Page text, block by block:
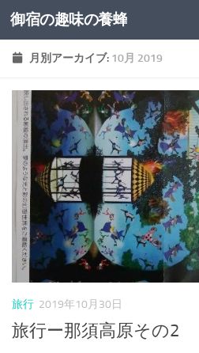
コンテンツへスキップ
御宿の趣味の養蜂
月別アーカイブ: 10月 2019
旅行 2019年10月30日
旅行ー那須高原その2